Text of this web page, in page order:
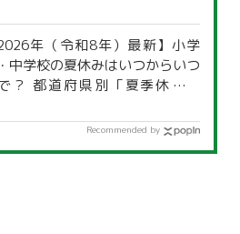
2026年（令和8年）最新】小学
中学校の夏休みはいつからいつ
？ 都道府県別「夏季休暇一
Recommended by